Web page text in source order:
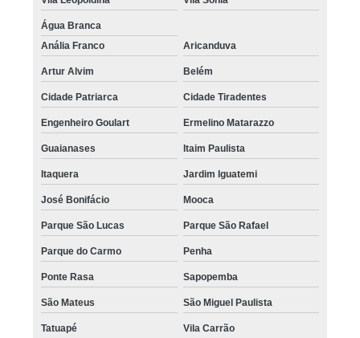
Água Branca
Anália Franco
Aricanduva
Artur Alvim Belém
Cidade Patriarca Cidade Tiradentes
Engenheiro Goulart Ermelino Matarazzo
Guaianases Itaim Paulista
Itaquera Jardim Iguatemi
José Bonifácio Mooca
Parque São Lucas Parque São Rafael
Parque do Carmo Penha
Ponte Rasa Sapopemba
São Mateus São Miguel Paulista
Tatuapé Vila Carrão